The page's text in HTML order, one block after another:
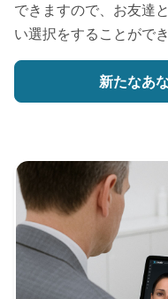
できますので、お友達
い選択をすることができ
新たなあ